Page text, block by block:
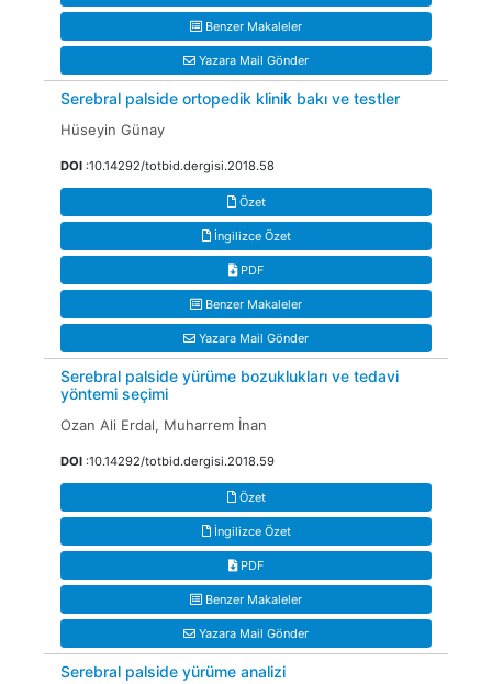
Benzer Makaleler
Yazara Mail Gönder
Serebral palside ortopedik klinik bakı ve testler
Hüseyin Günay
DOI :10.14292/totbid.dergisi.2018.58
Özet
İngilizce Özet
PDF
Benzer Makaleler
Yazara Mail Gönder
Serebral palside yürüme bozuklukları ve tedavi
yöntemi seçimi
Ozan Ali Erdal, Muharrem İnan
DOI :10.14292/totbid.dergisi.2018.59
Özet
İngilizce Özet
PDF
Benzer Makaleler
Yazara Mail Gönder
Serebral palside yürüme analizi